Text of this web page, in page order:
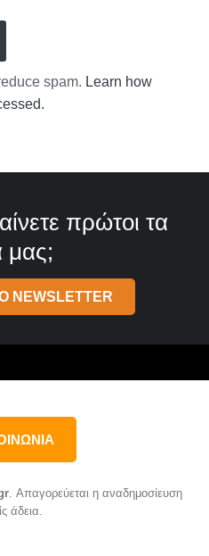
spam. Learn how
πρώτοι τα
μας;
NEWSLETTER
. Απαγορεύεται η αναδημοσίευση
άδεια.